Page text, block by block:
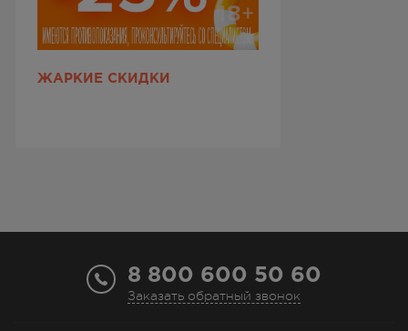
ЖАРКИЕ СКИДКИ
8 800 600 50 60
Заказать обратный звонок